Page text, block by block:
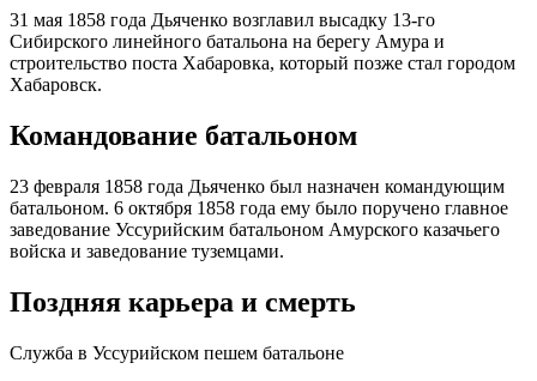
31 мая 1858 года Дьяченко возглавил высадку 13-го
Сибирского линейного батальона на берегу Амура и
строительство поста Хабаровка, который позже стал городом
Хабаровск.
Командование батальоном
23 февраля 1858 года Дьяченко был назначен командующим
батальоном. 6 октября 1858 года ему было поручено главное
заведование Уссурийским батальоном Амурского казачьего
войска и заведование туземцами.
Поздняя карьера и смерть
Служба в Уссурийском пешем батальоне